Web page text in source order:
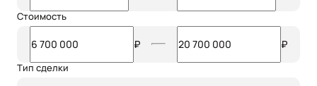
Стоимость
₽ ₽
Тип сделки